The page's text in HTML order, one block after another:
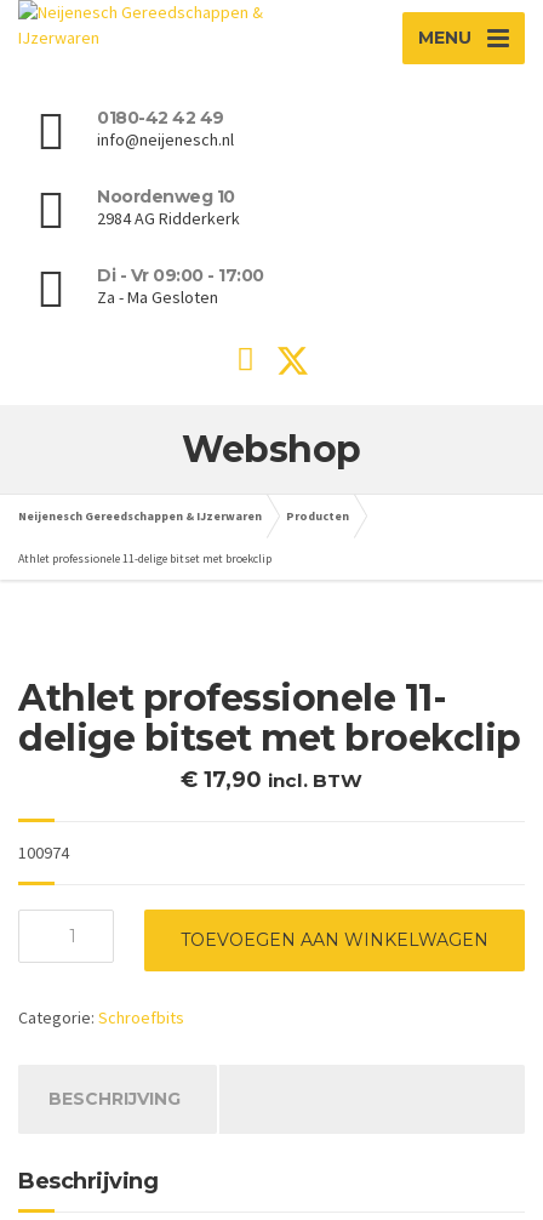
MENU
0180-42 42 49
info@neijenesch.nl
Noordenweg 10
2984 AG Ridderkerk
Di - Vr 09:00 - 17:00
Za - Ma Gesloten
Webshop
Neijenesch Gereedschappen & IJzerwaren Producten
Athlet professionele 11-delige bitset met broekclip
Athlet professionele 11-
delige bitset met broekclip
€ 17,90 incl. BTW
100974
professionele
bitset
aantal
TOEVOEGEN AAN WINKELWAGEN
Categorie: Schroefbits
BESCHRIJVING
Beschrijving